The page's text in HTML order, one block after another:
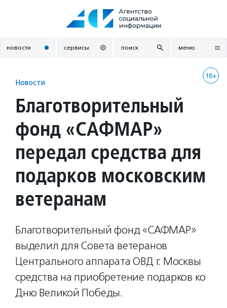
новости сервисы поиск меню
18+
Новости
Благотворительный
фонд «САФМАР»
передал средства для
подарков московским
ветеранам
Благотворительный фонд «САФМАР»
выделил для Совета ветеранов
Центрального аппарата ОВД г. Москвы
средства на приобретение подарков ко
Дню Великой Победы.